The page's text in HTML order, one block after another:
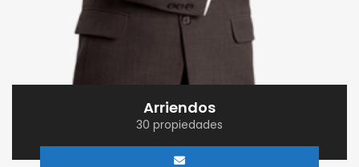
Arriendos
30 propiedades